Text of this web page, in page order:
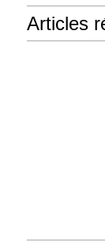
Articles